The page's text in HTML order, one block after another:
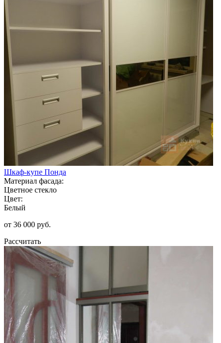
Шкаф-купе Понда
Материал фасада:
Цветное стекло
Цвет:
Белый
от 36 000 руб.
Рассчитать